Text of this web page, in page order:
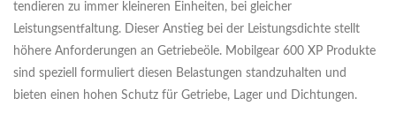
tendieren zu immer kleineren Einheiten, bei gleicher
Leistungsentfaltung. Dieser Anstieg bei der Leistungsdichte stellt
höhere Anforderungen an Getriebeöle. Mobilgear 600 XP Produkte
sind speziell formuliert diesen Belastungen standzuhalten und
bieten einen hohen Schutz für Getriebe, Lager und Dichtungen.